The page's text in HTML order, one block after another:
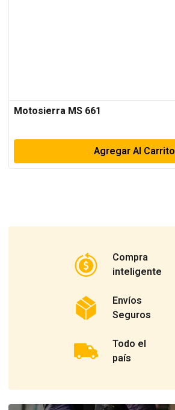
Motosierra MS 661
Agregar Al Carrito
Compra
inteligente
Envíos
Seguros
Todo el
país